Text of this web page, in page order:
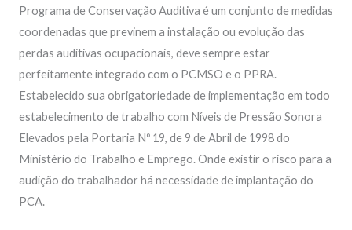
Programa de Conservação Auditiva é um conjunto de medidas
coordenadas que previnem a instalação ou evolução das
perdas auditivas ocupacionais, deve sempre estar
perfeitamente integrado com o PCMSO e o PPRA.
Estabelecido sua obrigatoriedade de implementação em todo
estabelecimento de trabalho com Níveis de Pressão Sonora
Elevados pela Portaria Nº 19, de 9 de Abril de 1998 do
Ministério do Trabalho e Emprego. Onde existir o risco para a
audição do trabalhador há necessidade de implantação do
PCA.